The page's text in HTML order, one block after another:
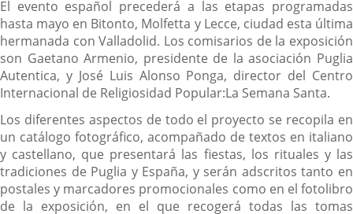
El evento español precederá a las etapas programadas
hasta mayo en Bitonto, Molfetta y Lecce, ciudad esta última
hermanada con Valladolid. Los comisarios de la exposición
son Gaetano Armenio, presidente de la asociación Puglia
Autentica, y José Luis Alonso Ponga, director del Centro
Internacional de Religiosidad Popular:La Semana Santa.
Los diferentes aspectos de todo el proyecto se recopila en
un catálogo fotográfico, acompañado de textos en italiano
y castellano, que presentará las fiestas, los rituales y las
tradiciones de Puglia y España, y serán adscritos tanto en
postales y marcadores promocionales como en el fotolibro
de la exposición, en el que recogerá todas las tomas